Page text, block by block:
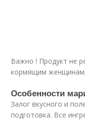
Важно ! Продукт не
кормящим
Особенности
Залог вкусного и
подготовка. Все